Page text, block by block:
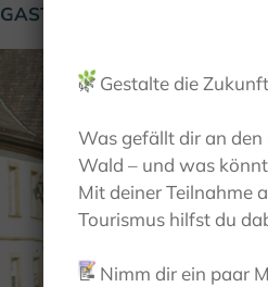
GASTGEBER
🌿 Gestalte die
Was gefällt dir an
Wald – und was
Mit deiner Teilnahme
Tourismus hilfst du
📝 Nimm dir ein paar